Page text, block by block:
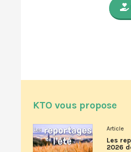
KTO vous propose
Article
Les
2026